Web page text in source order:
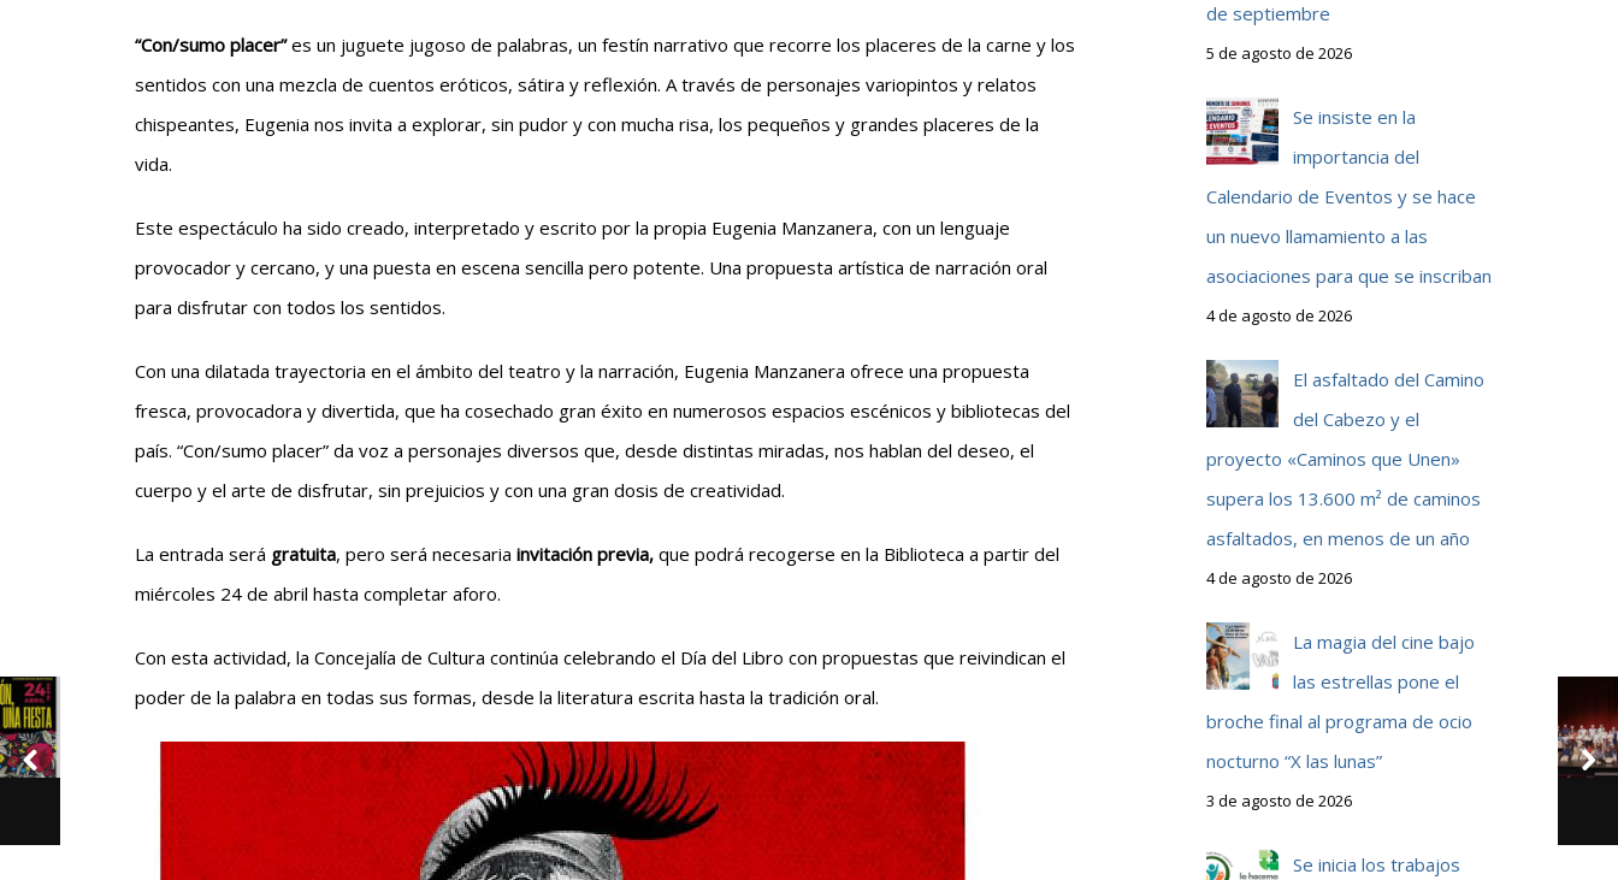
“Con/sumo placer”es un juguete jugoso de palabras, un festín narrativo que recorre los placeres de la carne y los
sentidos con una mezcla de cuentos eróticos, sátira y reflexión. A través de personajes variopintos y relatos
chispeantes, Eugenia nos invita a explorar, sin pudor y con mucha risa, los pequeños y grandes placeres de la
vida.
Este espectáculo ha sido creado, interpretado y escrito por la propia Eugenia Manzanera, con un lenguaje
provocador y cercano, y una puesta en escena sencilla pero potente. Una propuesta artística de narración oral
para disfrutar con todos los sentidos.
Con una dilatada trayectoria en el ámbito del teatro y la narración, Eugenia Manzanera ofrece una propuesta
fresca, provocadora y divertida, que ha cosechado gran éxito en numerosos espacios escénicos y bibliotecas del
país. “Con/sumo placer” da voz a personajes diversos que, desde distintas miradas, nos hablan del deseo, el
cuerpo y el arte de disfrutar, sin prejuicios y con una gran dosis de creatividad.
La entrada será gratuita, pero será necesaria invitación previa, que podrá recogerse en la Biblioteca a partir del
miércoles 24 de abril hasta completar aforo.
Con esta actividad, la Concejalía de Cultura continúa celebrando el Día del Libro con propuestas que reivindican el
poder de la palabra en todas sus formas, desde la literatura escrita hasta la tradición oral.
de septiembre
5 de agosto de 2026
Se insiste en la
importancia del
Calendario de Eventos y se hace
un nuevo llamamiento a las
asociaciones para que se inscriban
4 de agosto de 2026
El asfaltado del Camino
del Cabezo y el
proyecto «Caminos que Unen»
supera los 13.600 m² de caminos
asfaltados, en menos de un año
4 de agosto de 2026
La magia del cine bajo
las estrellas pone el
broche final al programa de ocio
nocturno “X las lunas”
3 de agosto de 2026
Se inicia los trabajos